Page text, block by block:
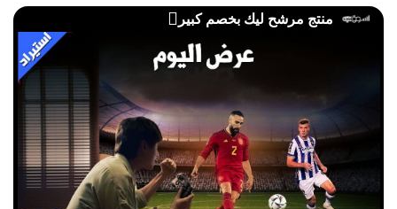
منتج مرشح ليك بخصم كبير